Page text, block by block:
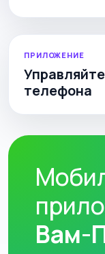
ПРИЛОЖЕНИЕ
телефона
Вам-